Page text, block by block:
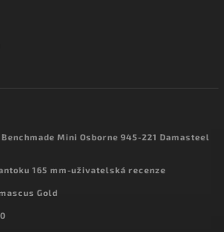
Mini Osborne 945-221 Damasteel
165 mm-uživatelská recenze
Gold